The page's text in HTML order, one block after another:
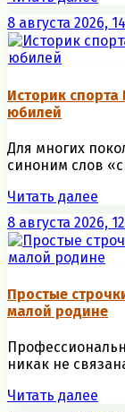
8 августа 2026,
Историк
юбилей
Для многих
синоним слов
Читать далее
8 августа 2026,
Простые
малой родине
никак не
Читать далее